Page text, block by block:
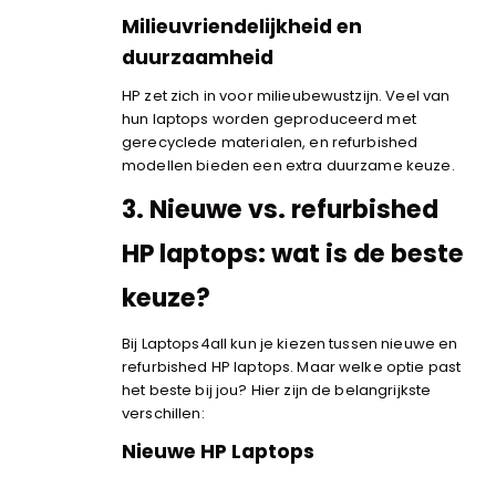
Milieuvriendelijkheid en
duurzaamheid
HP zet zich in voor milieubewustzijn. Veel van
hun laptops worden geproduceerd met
gerecyclede materialen, en refurbished
modellen bieden een extra duurzame keuze.
3. Nieuwe vs. refurbished
HP laptops: wat is de beste
keuze?
Bij Laptops4all kun je kiezen tussen nieuwe en
refurbished HP laptops. Maar welke optie past
het beste bij jou? Hier zijn de belangrijkste
verschillen:
Nieuwe HP Laptops